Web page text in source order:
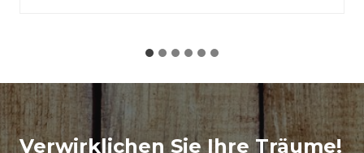
Verwirklichen Sie Ihre Träume!